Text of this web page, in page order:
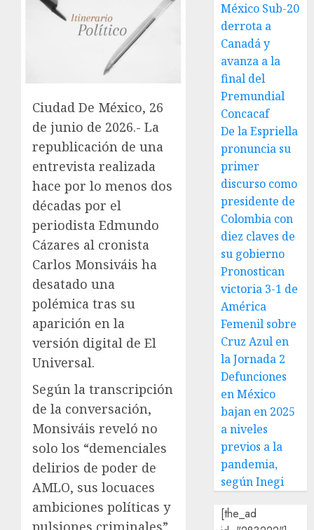
Ciudad De México, 26
de junio de 2026.- La
republicación de una
entrevista realizada
hace por lo menos dos
décadas por el
periodista Edmundo
Cázares al cronista
Carlos Monsiváis ha
desatado una
polémica tras su
aparición en la
versión digital de El
Universal.
Según la transcripción
de la conversación,
Monsiváis reveló no
solo los “demenciales
delirios de poder de
AMLO, sus locuaces
ambiciones políticas y
pulsiones criminales”,
México Sub-20
derrota a
Canadá y
avanza a la
final del
Premundial
Concacaf
De la Espriella
pronuncia su
primer
discurso como
presidente de
Colombia con
diez claves de
su gobierno
Pronostican
victoria 3-1 de
América
Femenil sobre
Cruz Azul en
la Jornada 2
Defunciones
en México
bajan en 2025
a niveles
previos a la
pandemia,
según Inegi
[the_ad